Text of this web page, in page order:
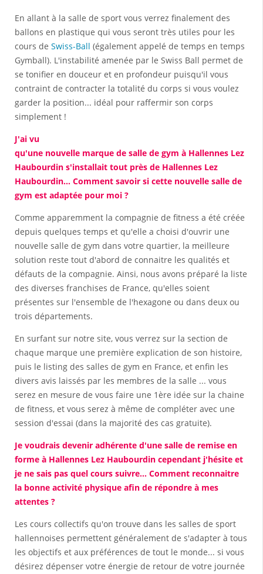
En allant à la salle de sport vous verrez finalement des
ballons en plastique qui vous seront très utiles pour les
cours de Swiss-Ball (également appelé de temps en temps
Gymball). L'instabilité amenée par le Swiss Ball permet de
se tonifier en douceur et en profondeur puisqu'il vous
contraint de contracter la totalité du corps si vous voulez
garder la position... idéal pour raffermir son corps
simplement !
J'ai vu
qu'une nouvelle marque de salle de gym à Hallennes Lez
Haubourdin s'installait tout près de Hallennes Lez
Haubourdin... Comment savoir si cette nouvelle salle de
gym est adaptée pour moi ?
Comme apparemment la compagnie de fitness a été créée
depuis quelques temps et qu'elle a choisi d'ouvrir une
nouvelle salle de gym dans votre quartier, la meilleure
solution reste tout d'abord de connaitre les qualités et
défauts de la compagnie. Ainsi, nous avons préparé la liste
des diverses franchises de France, qu'elles soient
présentes sur l'ensemble de l'hexagone ou dans deux ou
trois départements.
En surfant sur notre site, vous verrez sur la section de
chaque marque une première explication de son histoire,
puis le listing des salles de gym en France, et enfin les
divers avis laissés par les membres de la salle ... vous
serez en mesure de vous faire une 1ère idée sur la chaine
de fitness, et vous serez à même de compléter avec une
session d'essai (dans la majorité des cas gratuite).
Je voudrais devenir adhérente d'une salle de remise en
forme à Hallennes Lez Haubourdin cependant j'hésite et
je ne sais pas quel cours suivre... Comment reconnaitre
la bonne activité physique afin de répondre à mes
attentes ?
Les cours collectifs qu'on trouve dans les salles de sport
hallennoises permettent généralement de s'adapter à tous
les objectifs et aux préférences de tout le monde... si vous
désirez dépenser votre énergie de retour de votre journée